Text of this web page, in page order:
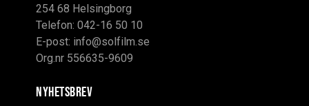
254 68 Helsingborg
Telefon: 042-16 50 10
E-post: info@solfilm.se
Org.nr 556635-9609
Nyhetsbrev